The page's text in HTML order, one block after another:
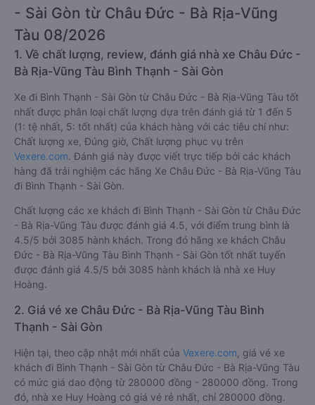
- Sài Gòn từ Châu Đức - Bà Rịa-Vũng
Tàu 08/2026
1. Về chất lượng, review, đánh giá nhà xe Châu Đức -
Bà Rịa-Vũng Tàu Bình Thạnh - Sài Gòn
Xe đi Bình Thạnh - Sài Gòn từ Châu Đức - Bà Rịa-Vũng Tàu tốt
nhất được phân loại chất lượng dựa trên đánh giá từ 1 đến 5
(1: tệ nhất, 5: tốt nhất) của khách hàng với các tiêu chí như:
Chất lượng xe, Đúng giờ, Chất lượng phục vụ trên
Vexere.com. Đánh giá này được viết trực tiếp bởi các khách
hàng đã trải nghiệm các hãng Xe Châu Đức - Bà Rịa-Vũng Tàu
đi Bình Thạnh - Sài Gòn.
Chất lượng các xe khách đi Bình Thạnh - Sài Gòn từ Châu Đức
- Bà Rịa-Vũng Tàu được đánh giá 4.5, với điểm trung bình là
4.5/5 bởi 3085 hành khách. Trong đó hãng xe khách Châu
Đức - Bà Rịa-Vũng Tàu Bình Thạnh - Sài Gòn tốt nhất tuyến
được đánh giá 4.5/5 bởi 3085 hành khách là nhà xe Huy
Hoàng.
2. Giá vé xe Châu Đức - Bà Rịa-Vũng Tàu Bình
Thạnh - Sài Gòn
Hiện tại, theo cập nhật mới nhất của Vexere.com , giá vé xe
khách đi Bình Thạnh - Sài Gòn từ Châu Đức - Bà Rịa-Vũng Tàu
có mức giá dao động từ 280000 đồng - 280000 đồng. Trong
đó, nhà xe Huy Hoàng có giá vé rẻ nhất, chỉ 280000 đồng.